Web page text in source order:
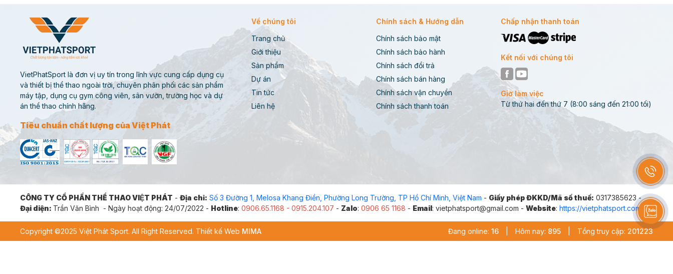
VietPhatSport là đơn vị uy tín trong lĩnh vực cung cấp dụng cụ
và thiết bị thể thao ngoài trời, chuyên phân phối các sản phẩm
máy tập, dụng cụ gym công viên, sân vườn, trường học và dự
án thể thao chính hãng.
Tiêu chuẩn chất lượng của Việt Phát
Về chúng tôi
Trang chủ
Giới thiệu
Sản phẩm
Dự án
Tin tức
Liên hệ
Chính sách & Hướng dẫn
Chính sách bảo mật
Chính sách bảo hành
Chính sách đổi trả
Chính sách bán hàng
Chính sách vận chuyển
Chính sách thanh toán
Chấp nhận thanh toán
Kết nối với chúng tôi
Giờ làm việc
Từ thứ hai đến thứ 7 (8:00 sáng đến 21:00 tối)
CÔNG TY CỔ PHẦN THỂ THAO VIỆT PHÁT - Địa chỉ: Số 3 Đường 1, Melosa Khang Điền, Phường Long Trường, TP Hồ Chí Minh, Việt Nam - Giấy phép ĐKKD/Mã số thuế: 0317385623 -
Đại diện: Trần Văn Bình - Ngày hoạt động: 24/07/2022 - Hotline: 0906.65.1168 - 0915.204.107 - Zalo: 0906 65 1168 - Email: vietphatsport@gmail.com - Website: https://vietphatsport.com
Copyright ©2025 Việt Phát Sport. All Right Reserved. Thiết kế Web MIMA Đang online: 16 Hôm nay: 895 Tổng truy cập: 201223